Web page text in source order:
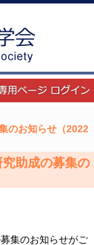
のお知らせ（2022
助成の募集の
集のお知らせがご